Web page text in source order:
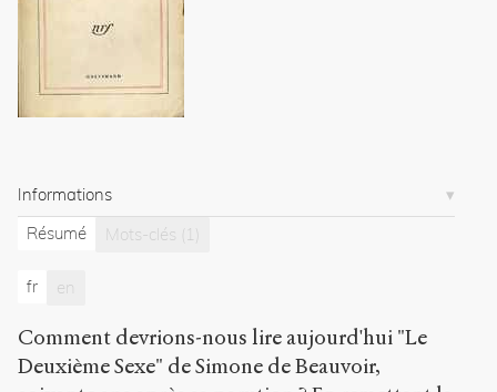
p
/
s
-
p
c
.
Informations
Résumé
Mots-clés (1)
fr en
Comment devrions-nous lire aujourd'hui "Le
Deuxième Sexe" de Simone de Beauvoir,